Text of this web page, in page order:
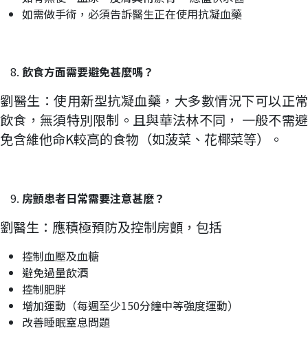
如需做手術，必須告訴醫生正在使用抗凝血藥
飲食方面需要避免甚麼嗎？
劉醫生：使用新型抗凝血藥，大多數情況下可以正常
飲食，無須特別限制。且與華法林不同， 一般不需避
免含維他命K較高的食物（如菠菜、花椰菜等）。
房顫患者日常需要注意甚麼？
劉醫生：應積極預防及控制房顫，包括
控制血壓及血糖
避免過量飲酒
控制肥胖
增加運動（每週至少150分鐘中等強度運動）
改善睡眠窒息問題